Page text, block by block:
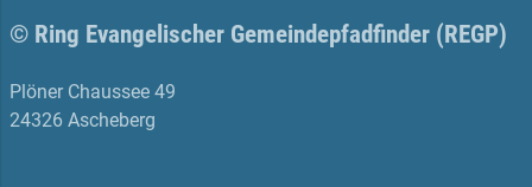
© Ring Evangelischer Gemeindepfadfinder (REGP)
Plöner Chaussee 49
24326 Ascheberg